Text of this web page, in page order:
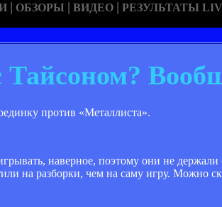
| ОБЗОРЫ | ВИДЕО | РЕЗУЛЬТАТЫ
против «Металлиста».
наверное, поэтому они не
на разборки, чем на саму игру. Можно